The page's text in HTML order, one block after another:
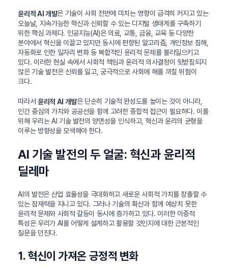
윤리적 AI 개발은 기술이 사회 전반에 미치는 영향이 급격히 커지고 있는
오늘날, 지속가능한 혁신과 신뢰할 수 있는 디지털 생태계를 구축하기
위한 핵심 과제다. 인공지능(AI)은 의료, 교통, 금융, 교육 등 다양한
분야에서 혁신을 이끌고 있지만 동시에 편향된 알고리즘, 개인정보 침해,
자동화로 인한 일자리 변화 등 복합적인 윤리적 문제를 불러일으키고
있다. 이러한 현실 속에서 사회적 책임과 윤리적 의사결정이 뒷받침되지
않은 기술 발전은 신뢰를 잃고, 궁극적으로 사회에 해를 끼칠 위험이
크다.
따라서 윤리적 AI 개발은 단순히 기술적 완성도를 높이는 것이 아니라,
인간 중심의 가치와 공공선을 함께 고려한 종합적 접근이 필요하다. 이를
위해 우리는 AI 기술 발전의 양면성을 인식하고, 혁신과 윤리의 균형을
이루는 방향성을 모색해야 한다.
AI 기술 발전의 두 얼굴: 혁신과 윤리적
딜레마
AI의 발전은 산업 효율성을 극대화하고 새로운 사회적 가치를 창출할 수
있는 잠재력을 지니고 있다. 그러나 기술의 확산과 함께 예상치 못한
윤리적 문제와 사회적 갈등이 동시에 증가하고 있다. 이러한 이중적
특성은 우리가 AI를 어떻게 설계하고 활용할 것인지에 대한 근본적인
질문을 던진다.
1. 혁신이 가져온 긍정적 변화